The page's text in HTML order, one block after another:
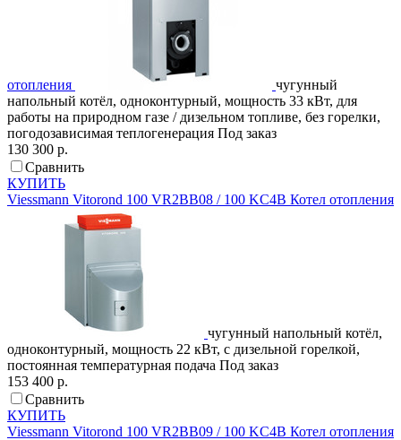
отопления
чугунный
напольный котёл, одноконтурный, мощность 33 кВт, для
работы на природном газе / дизельном топливе, без горелки,
погодозависимая теплогенерация Под заказ
130 300 р.
Сравнить
КУПИТЬ
Viessmann Vitorond 100 VR2BB08 / 100 KC4B Котел отопления
чугунный напольный котёл,
одноконтурный, мощность 22 кВт, с дизельной горелкой,
постоянная температурная подача Под заказ
153 400 р.
Сравнить
КУПИТЬ
Viessmann Vitorond 100 VR2BB09 / 100 KC4B Котел отопления